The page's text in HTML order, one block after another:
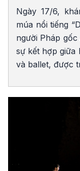
Ngày 17/6,
múa nổi tiếng
người Pháp
sự kết hợp giữa
và ballet, được